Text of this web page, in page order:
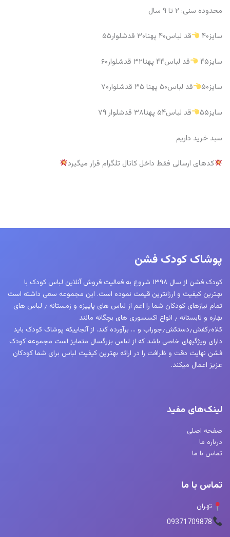
محدوده سنی: ۲ تا ۹ سال
سایز۴۰ قد لباس۴۰ پهنا۳۰ قدشلوار۵۵
سایز۴۵ قد لباس۴۴ پهنا۳۲ قدشلوار۶۰
سایز۵۰ قد لباس۵۰ پهنا ۳۵ قدشلوار۷۰
سایز۵۵ قد لباس۵۴ پهنا۳۸ قدشلوار ۷۹
سبد خرید داریم
کدهای ارسالی فقط داخل کانال تلگرام قرار میگیرد
پوشاک کودک فشن
کودک فشن از سال ۱۳۹۸ شروع به فعالیت فروش آنلاین لباس کودک با
بهترین کیفیت و ارزانترین قیمت نموده است. این مجموعه سعی داشته است
تمام نیازهای کودکان شما را اعم از لباس های پاییزه و زمستانه ٫ لباس های
بهاره و تابستانه ٫ انواع اکسسوری های بچگانه مانند
کلاه٫کفش٫دستکش٫جوراب و … برآورده کند. از آنجاییکه پوشاک کودک باید
دارای ویژگیهای خاصی باشد که از لباس بزرگسال متمایز است مجموعه کودک
فشن نهایت دقت و ظرافت را در ارائه بهترین کیفیت لباس برای شما کودکان
عزیز اعمال میکند.
لینک‌های مفید
صفحه اصلی
درباره ما
تماس با ما
تماس با ما
تهران
09371709878